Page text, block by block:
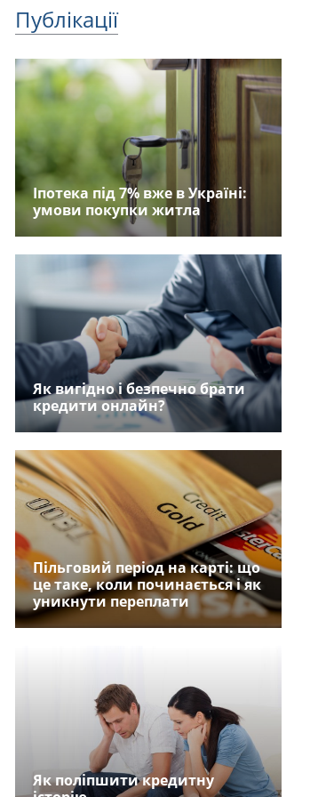
Публікації
Іпотека під 7% вже в Україні:
умови покупки житла
Як вигідно і безпечно брати
кредити онлайн?
Пільговий період на карті: що
це таке, коли починається і як
уникнути переплати
Як поліпшити кредитну